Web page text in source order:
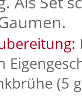
(5